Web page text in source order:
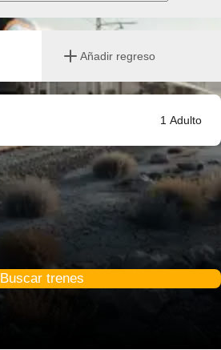
Añadir regreso
1 Adulto
Buscar trenes